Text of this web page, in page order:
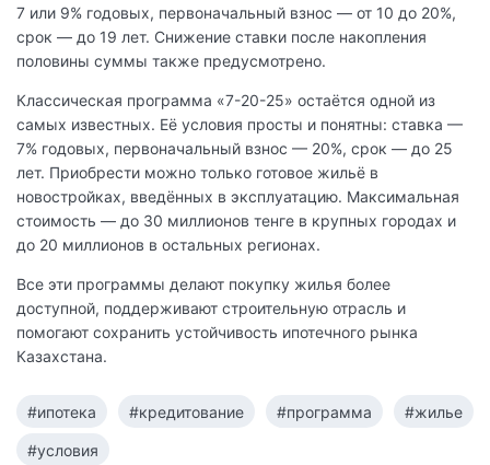
7 или 9% годовых, первоначальный взнос — от 10 до 20%,
срок — до 19 лет. Снижение ставки после накопления
половины суммы также предусмотрено.
Классическая программа «7-20-25» остаётся одной из
самых известных. Её условия просты и понятны: ставка —
7% годовых, первоначальный взнос — 20%, срок — до 25
лет. Приобрести можно только готовое жильё в
новостройках, введённых в эксплуатацию. Максимальная
стоимость — до 30 миллионов тенге в крупных городах и
до 20 миллионов в остальных регионах.
Все эти программы делают покупку жилья более
доступной, поддерживают строительную отрасль и
помогают сохранить устойчивость ипотечного рынка
Казахстана.
#ипотека #кредитование #программа #жилье
#условия